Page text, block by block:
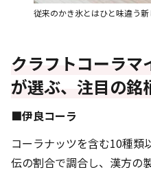
従来のかき氷とはひと味違う新
クラフトコーラマ
が選ぶ、注目の銘
■伊良コーラ
コーラナッツを含む10種類
伝の割合で調合し、漢方の